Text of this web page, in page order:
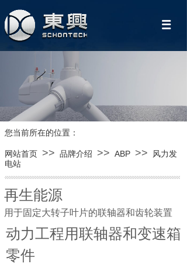
您当前所在的位置：
网站首页 >> 品牌介绍 >> ABP >>
风力发
电站
再生能源
用于固定大转子叶片的联轴器和齿轮装置
着迷
内部ABP –我们产品的最佳
应用
动力工程用联轴器和变速箱
零件